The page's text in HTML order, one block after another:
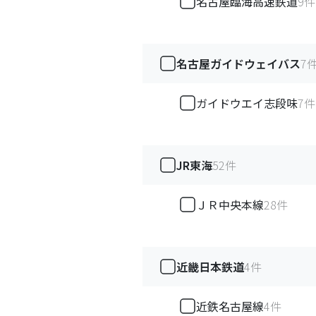
名古屋ガイドウェイバス7
ガイドウエイ志段味7件
JR東海52件
ＪＲ中央本線28件
近畿日本鉄道4件
近鉄名古屋線4件